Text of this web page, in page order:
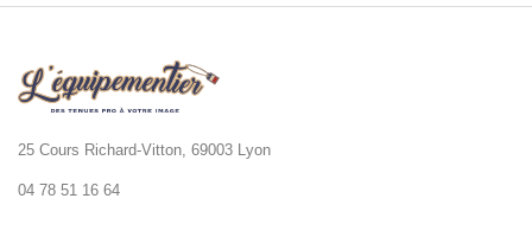
25 Cours Richard-Vitton, 69003 Lyon
04 78 51 16 64